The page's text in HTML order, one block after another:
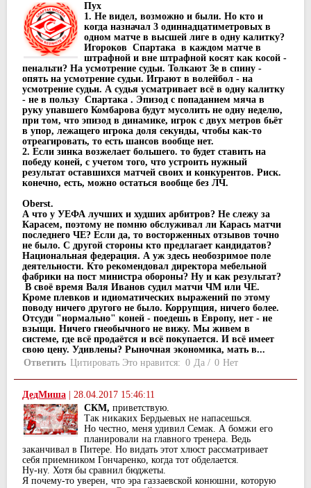
Пух
1. Не видел, возможно и были. Но кто и
когда назначал 3 одиннадцатиметровых в
одном матче в высшей лиге в одну калитку?
Игороков Спартака в каждом матче в
штрафной и вне штрафной косят как косой -
пенальти? На усмотрение судьи. Толкают Зе в спину -
опять на усмотрение судьи. Играют в волейбол - на
усмотрение судьи. А судья усматривает всё в одну калитку
- не в пользу Спартака . Эпизод с попаданием мяча в
руку упавшего Комбарова будут мусолить не одну неделю,
при том, что эпизод в динамике, игрок с двух метров бьёт
в упор, лежащего игрока доля секунды, чтобы как-то
отреагировать, то есть шансов вообще нет.
2. Если зинка возжелает большего. то будет ставить на
победу коней, с учетом того, что устроить нужный
результат оставшихся матчей своих и конкурентов. Риск.
конечно, есть, можно остаться вообще без ЛЧ.
Oberst.
А что у УЕФА лучших и худших арбитров? Не слежу за
Карасем, поэтому не помню обслуживал ли Карась матчи
последнего ЧЕ? Если да, то восторженных отзывов точно
не было. С другой стороны кто предлагает кандидатов?
Национальная федерация. А уж здесь необозримое поле
деятельности. Кто рекомендовал директора мебельной
фабрики на пост министра обороны? Ну и как результат?
В своё время Валя Иванов судил матчи ЧМ или ЧЕ.
Кроме плевков и идиоматических выражений по этому
поводу ничего другого не было. Коррупция, ничего более.
Отсуди "нормально" коней - поедешь в Европу, нет - не
взыщи. Ничего гнеобычного не вижу. Мы живем в
системе, где всё продаётся и всё покупается. И всё имеет
свою цену. Удивлены? Рыночная экономика, мать в...
Ответить Цитировать Это нравится: 0 Да / 0 Нет
ДедМиша
28.04.2017 15:46:11
СКМ, приветствую.
Так никаких Бердыевых не напасешься.
Но честно, меня удивил Семак. А бомжи его
планировали на главного тренера. Ведь
заканчивал в Питере. Но видать этот хлюст рассматривает
себя приемником Гончаренко, когда тот обделается.
Ну-ну. Хотя бы сравнил бюджеты.
Я почему-то уверен, что эра газзаевской конюшни, которую